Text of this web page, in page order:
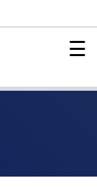
×
☰